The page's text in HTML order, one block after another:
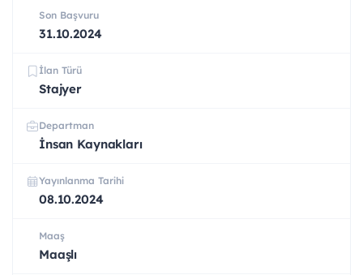
Son Başvuru
31.10.2024
İlan Türü
Stajyer
Departman
İnsan Kaynakları
Yayınlanma Tarihi
08.10.2024
Maaş
Maaşlı